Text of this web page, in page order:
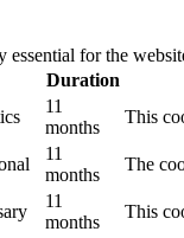
essential for the
Duration
11
months
This
11
months
The
11
months
This